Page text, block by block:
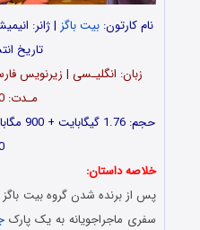
نام کارتون:بیت باگز | ژانر:
تاریخ
زبان: انگلیـسی | زیرنویس
مـدت: 50 دقیقـه
خلاصه داستان:
پس از برنده شدن گروه بیت
سفری ماجراجویانه به یک پارک